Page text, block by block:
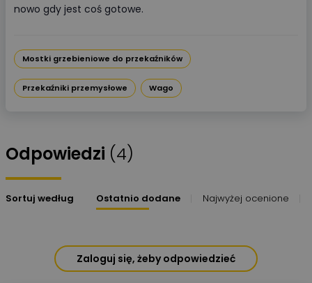
nowo gdy jest coś gotowe.
Mostki grzebieniowe do przekaźników
Przekaźniki przemysłowe Wago
Odpowiedzi (4)
Sortuj według Ostatnio dodane Najwyżej ocenione
Zaloguj się, żeby odpowiedzieć